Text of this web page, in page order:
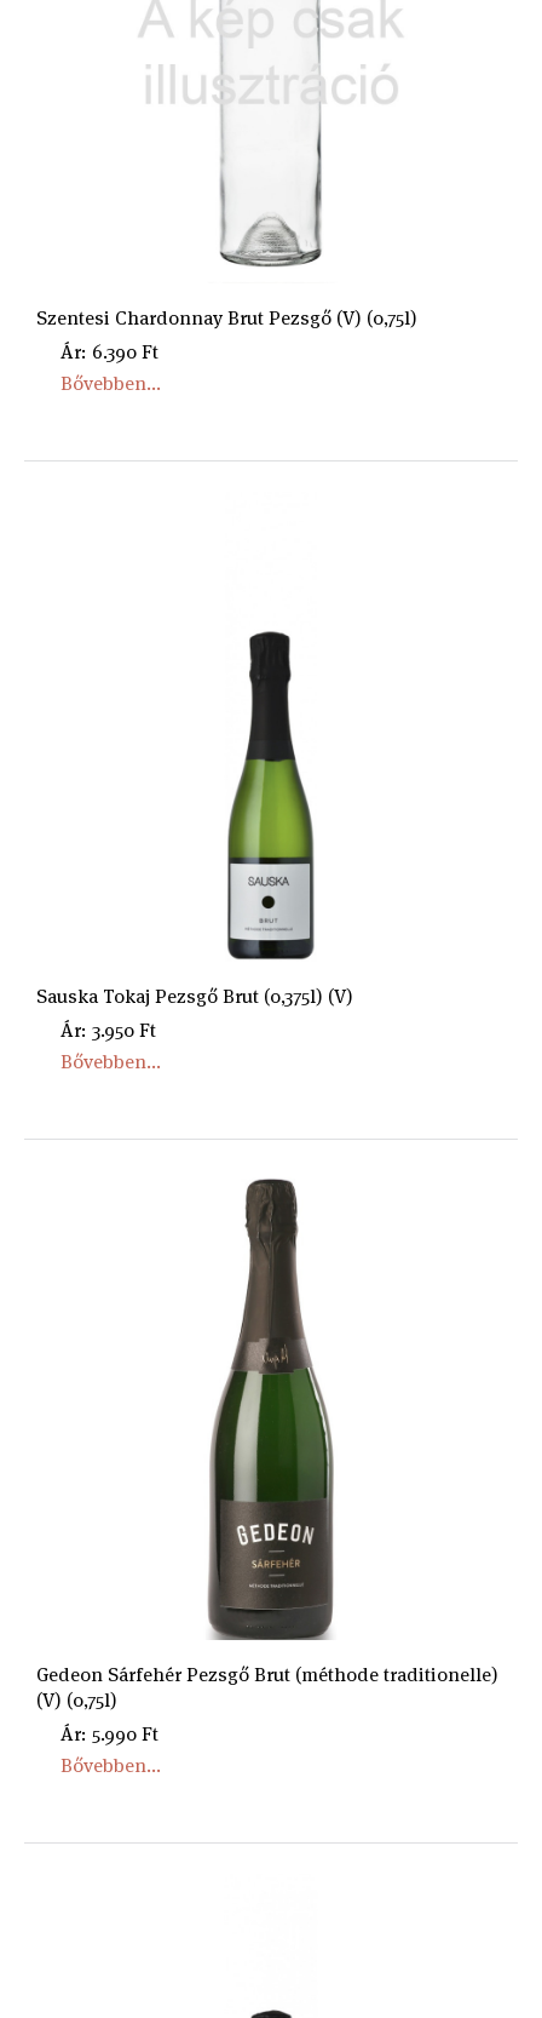
Szentesi Chardonnay Brut Pezsgő (V) (0,75l)
Ár: 6.390 Ft
Bővebben...
Sauska Tokaj Pezsgő Brut (0,375l) (V)
Ár: 3.950 Ft
Bővebben...
Gedeon Sárfehér Pezsgő Brut (méthode traditionelle)
(V) (0,75l)
Ár: 5.990 Ft
Bővebben...